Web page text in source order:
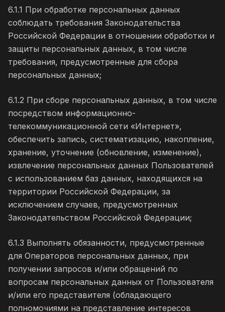
6.1.1 При обработке персональных данных
соблюдать требования Законодательства
Российской Федерации в отношении обработки и
защиты персональных данных, в том числе
требования, предусмотренные для сбора
персональных данных;
6.1.2 При сборе персональных данных, в том числе
посредством информационно-
телекоммуникационной сети «Интернет»,
обеспечить запись, систематизацию, накопление,
хранение, уточнение (обновление, изменение),
извлечение персональных данных Пользователей
с использованием баз данных, находящихся на
территории Российской Федерации, за
исключением случаев, предусмотренных
Законодательством Российской Федерации;
6.1.3 Выполнять обязанности, предусмотренные
для Операторов персональных данных, при
получении запросов и/или обращений по
вопросам персональных данных от Пользователя
и/или его представителя (обладающего
полномочиями на представление интересов